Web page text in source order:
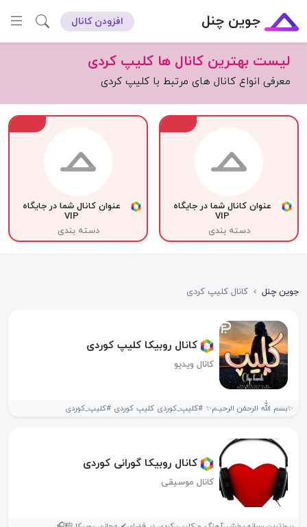
جوین چنل افزودن کانال
لیست بهترین کانال ها کلیپ کردی
معرفی انواع کانال های مرتبط با کلیپ کردی
عنوان کانال شما در جایگاه
VIP
دسته بندی
عنوان کانال شما در جایگاه
VIP
دسته بندی
جوین چنل › کانال کلیپ کردی
کانال روبیکا کلیپ کوردی
کانال ویدیو
✨بسم اللّٰه الرحمٰن الرحیـم✨ #کلیپ_کوردی کلیپ کوردی #کلیپ_کوردی ‌‌
کانال روبیکا گورانی کوردی
کانال موسیقی